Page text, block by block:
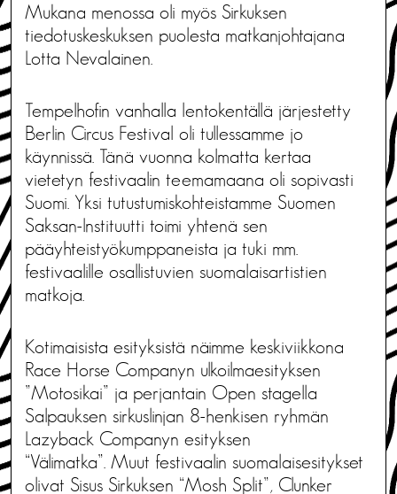
Mukana menossa oli myös Sirkuksen
tiedotuskeskuksen puolesta matkanjohtajana
Lotta Nevalainen.
Tempelhofin vanhalla lentokentällä järjestetty
Berlin Circus Festival oli tullessamme jo
käynnissä. Tänä vuonna kolmatta kertaa
vietetyn festivaalin teemamaana oli sopivasti
Suomi. Yksi tutustumiskohteistamme Suomen
Saksan-Instituutti toimi yhtenä sen
pääyhteistyökumppaneista ja tuki mm.
festivaalille osallistuvien suomalaisartistien
matkoja.
Kotimaisista esityksistä näimme keskiviikkona
Race Horse Companyn ulkoilmaesityksen
”Motosikai” ja perjantain Open stagella
Salpauksen sirkuslinjan 8-henkisen ryhmän
Lazyback Companyn esityksen
“Välimatka”. Muut festivaalin suomalaisesitykset
olivat Sisus Sirkuksen “Mosh Split”, Clunker